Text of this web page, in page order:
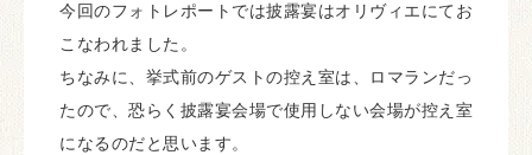
今回のフォトレポートでは披露宴はオリヴィエにてお
こなわれました。
ちなみに、挙式前のゲストの控え室は、ロマランだっ
たので、恐らく披露宴会場で使用しない会場が控え室
になるのだと思います。